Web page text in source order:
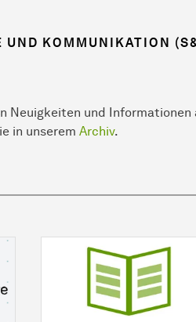
UND KOMMUNIKATION
Neuigkeiten und Informationen
in unserem Archiv.